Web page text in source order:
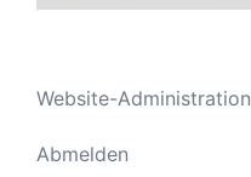
Website-Administration
Abmelden